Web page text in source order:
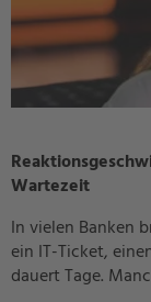
Wartezeit
In vielen Banken
ein IT-Ticket,
dauert Tage.